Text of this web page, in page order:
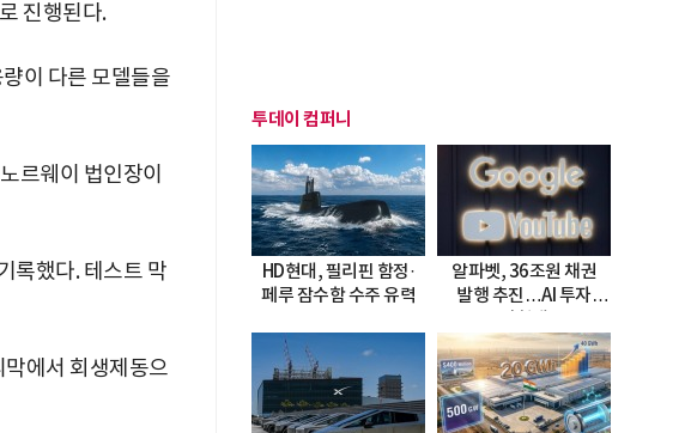
진행된다.
이 다른 모델들을
르웨이 법인장이
록했다. 테스트 막
에서 회생제동으
투데이 컴퍼니
HD현대, 필리핀 함정·
페루 잠수함 수주 유력
알파벳, 36조원 채권
발행 추진…AI 투자